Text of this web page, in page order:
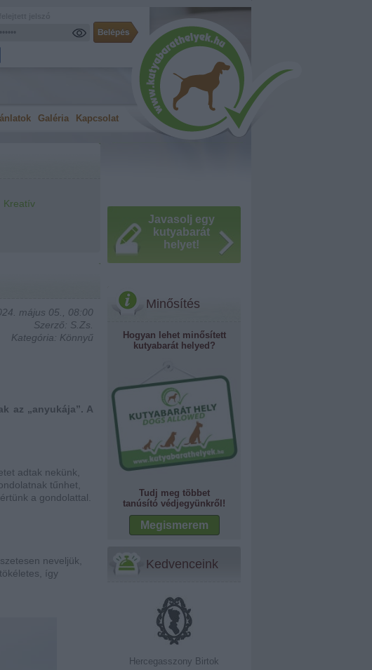
Galéria Kapcsolat
Kreatív
május 05., 08:00
Szerző: S.Zs.
Kategória: Könnyű
az „anyukája”. A
adtak nekünk,
tűnhet,
a gondolattal.
neveljük,
így
Javasolj egy
kutyabarát
helyet!
Minősítés
Hogyan lehet minősített
kutyabarát helyed?
Tudj meg többet
tanúsító védjegyünkről!
Megismerem
Kedvenceink
Hercegasszony Birtok